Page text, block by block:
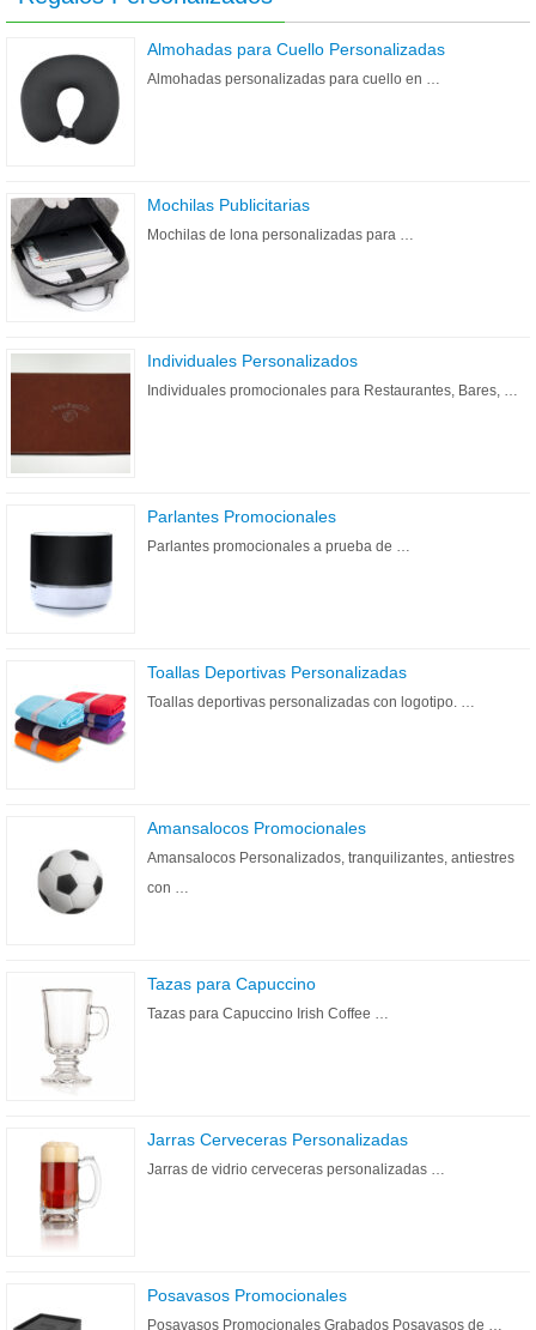
Almohadas para Cuello Personalizadas
Almohadas personalizadas para cuello en …
Mochilas Publicitarias
Mochilas de lona personalizadas para …
Individuales Personalizados
Individuales promocionales para Restaurantes, Bares, …
Parlantes Promocionales
Parlantes promocionales a prueba de …
Toallas Deportivas Personalizadas
Toallas deportivas personalizadas con logotipo. …
Amansalocos Promocionales
Amansalocos Personalizados, tranquilizantes, antiestres
con …
Tazas para Capuccino
Tazas para Capuccino Irish Coffee …
Jarras Cerveceras Personalizadas
Jarras de vidrio cerveceras personalizadas …
Posavasos Promocionales
Posavasos Promocionales Grabados Posavasos de …